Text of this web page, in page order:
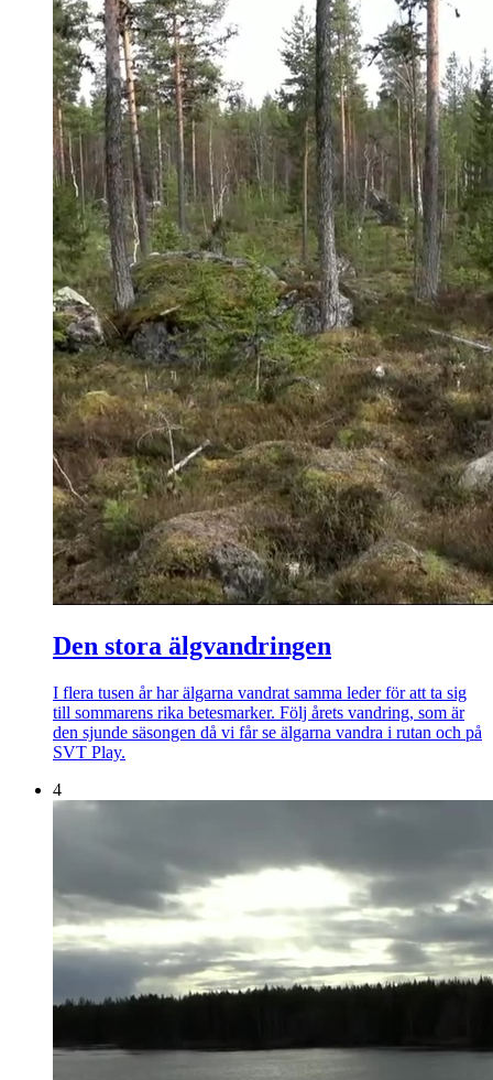
Den stora älgvandringen
I flera tusen år har älgarna vandrat samma leder för att ta sig
till sommarens rika betesmarker. Följ årets vandring, som är
den sjunde säsongen då vi får se älgarna vandra i rutan och på
SVT Play.
4